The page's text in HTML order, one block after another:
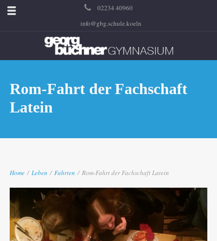
02234 40960
info@gbg.schule.koeln
Rom-Fahrt der Fachschaft
Latein
Home / Leben / Fahrten / Rom-Fahrt der Fachschaft Latein